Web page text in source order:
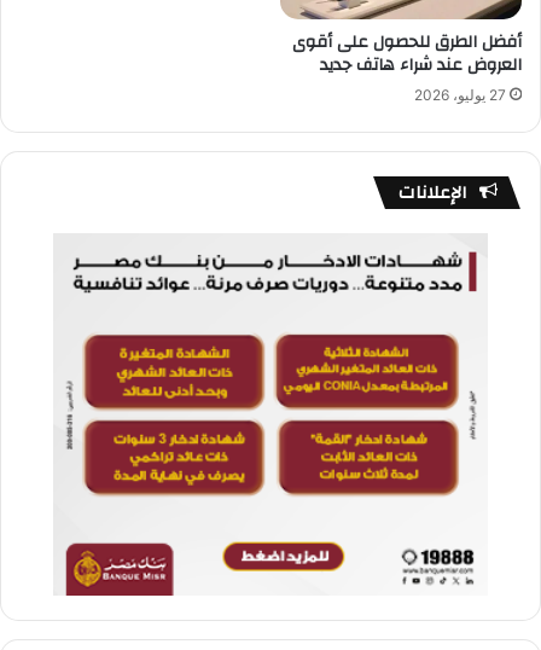
أفضل الطرق للحصول على أقوى
العروض عند شراء هاتف جديد
27 يوليو، 2026
الإعلانات